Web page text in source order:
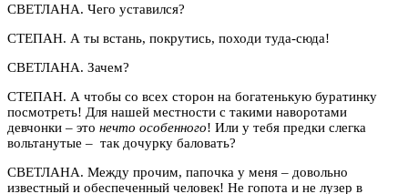
СВЕТЛАНА. Чего уставился?
СТЕПАН. А ты встань, покрутись, походи туда-сюда!
СВЕТЛАНА. Зачем?
СТЕПАН. А чтобы со всех сторон на богатенькую буратинку
посмотреть! Для нашей местности с такими наворотами
девчонки – это нечто особенного! Или у тебя предки слегка
вольтанутые – так дочурку баловать?
СВЕТЛАНА. Между прочим, папочка у меня – довольно
известный и обеспеченный человек! Не гопота и не лузер в